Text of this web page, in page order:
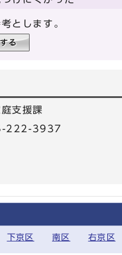
とします。
支援課
222-3937
下京区 南区 右京区